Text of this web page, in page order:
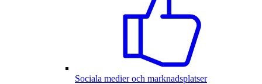
Sociala medier och marknadsplatser